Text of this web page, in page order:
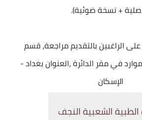
+ نسخة ضوئية).
الراغبين بالتقديم مراجعة، قسم
في مقر الدائرة ،العنوان بغداد -
الإسكان
الطبية الشعبية النجف